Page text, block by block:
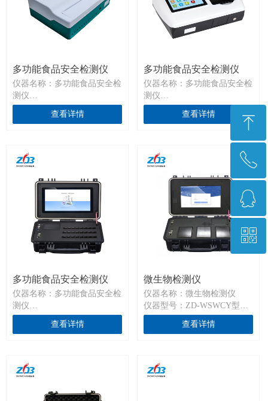
D、E五选二个模块,E模块必
配，主机加附件）
ZDZHY-Ⅰ-05型（A、B、C、D
四个模块四选三，主机加附
ZDZHY-Ⅰ-06型（A、B、C、
D、E五个模块五选三，E模块
必备，主机加附件）
ZDZHY-Ⅰ-06型（A、B、C、
D、E五个模块全配备，主机
加附件）
多功能食品安全检测仪
仪器名称：多功能食品安全检
测仪
仪器型号：ZDSAY-Ⅱ-04型
（8通道分光+12通道干式农残
查看详情
多功能食品安全检测仪
仪器名称：多功能食品安全检
测仪
仪器型号：ZDSAY-Ⅱ-03型
（24通道分光+单胶体金）
查看详情
多功能食品安全检测仪
仪器名称：多功能食品安全检
测仪
仪器型号：HHX-SJ24SP（分
光光度法技术）
查看详情
微生物检测仪
仪器名称：微生物检测仪
仪器型号：ZD-WSWCY型（3
通道）
查看详情
ꁸ
回到顶部
ꂅ
0371-67896961
ꁗ
QQ客服
ꀥ